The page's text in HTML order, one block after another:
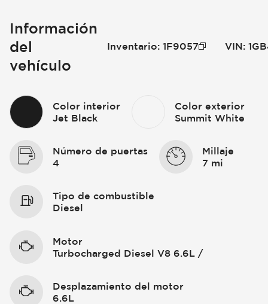
Información
del
vehículo
Inventario: 1F9057 VIN:
Color interior
Jet Black
Color exterior
Summit White
Número de puertas
4
Millaje
7 mi
Tipo de combustible
Diesel
Motor
Turbocharged Diesel V8 6.6L /
Desplazamiento del motor
6.6L